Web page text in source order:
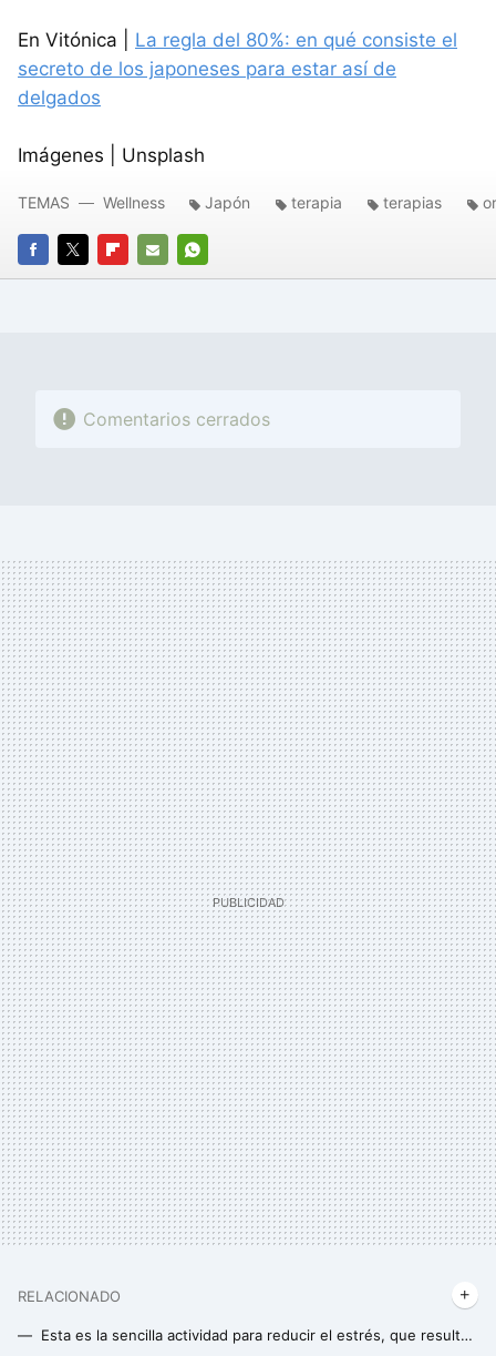
En Vitónica | La regla del 80%: en qué consiste el
secreto de los japoneses para estar así de
delgados
Imágenes | Unsplash
FACEBOOK
TWITTERFLIPBOARD
E-
WHATSAPP
TEMAS Wellness Japón terapia terapias
Comentarios cerrados
RELACIONADO
Esta es la sencilla actividad para reducir el estrés, que resulta igual de efectiva que la meditación y todos podemos realizar en casa